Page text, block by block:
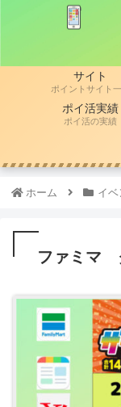
サイト
ポイントサイト
ポイ活実績
ポイ活の実績
ホーム イベ
ファミマ